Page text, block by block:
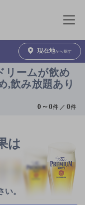
メニュ
現在地から探す
リームが飲め
,飲み放題あり
0 ～0件 ／0件
は
。